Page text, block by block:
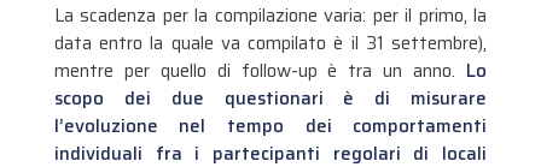
La scadenza per la compilazione varia: per il primo, la
data entro la quale va compilato è il 31 settembre),
mentre per quello di follow-up è tra un anno. Lo
scopo dei due questionari è di misurare
l’evoluzione nel tempo dei comportamenti
individuali fra i partecipanti regolari di locali